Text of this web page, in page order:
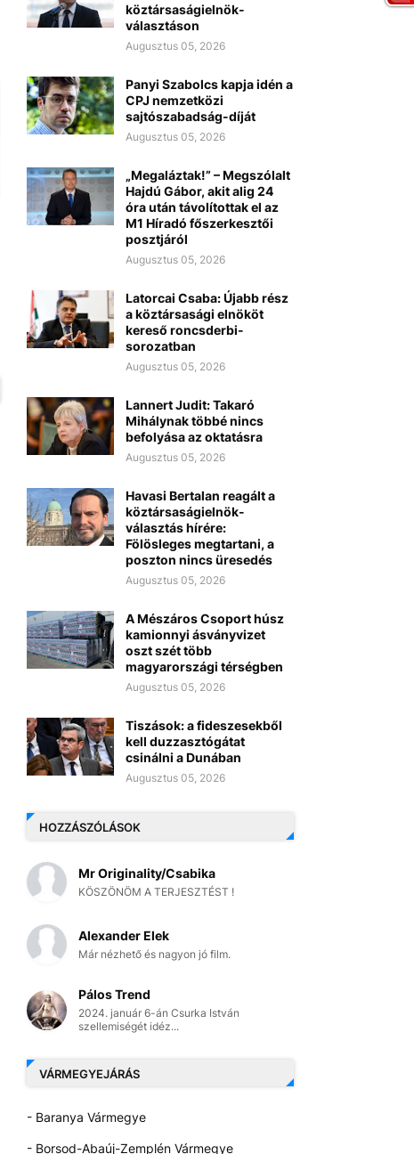
köztársaságielnök-
választáson
Augusztus 05, 2026
Panyi Szabolcs kapja idén a
CPJ nemzetközi
sajtószabadság-díját
Augusztus 05, 2026
„Megaláztak!” – Megszólalt
Hajdú Gábor, akit alig 24
óra után távolítottak el az
M1 Híradó főszerkesztői
posztjáról
Augusztus 05, 2026
Latorcai Csaba: Újabb rész
a köztársasági elnököt
kereső roncsderbi-
sorozatban
Augusztus 05, 2026
Lannert Judit: Takaró
Mihálynak többé nincs
befolyása az oktatásra
Augusztus 05, 2026
Havasi Bertalan reagált a
köztársaságielnök-
választás hírére:
Fölösleges megtartani, a
poszton nincs üresedés
Augusztus 05, 2026
A Mészáros Csoport húsz
kamionnyi ásványvizet
oszt szét több
magyarországi térségben
Augusztus 05, 2026
Tiszások: a fideszesekből
kell duzzasztógátat
csinálni a Dunában
Augusztus 05, 2026
HOZZÁSZÓLÁSOK
Mr Originality/Csabika
KÖSZÖNÖM A TERJESZTÉST !
Alexander Elek
Már nézhető és nagyon jó film.
Pálos Trend
2024. január 6-án Csurka István
szellemiségét idéz...
VÁRMEGYEJÁRÁS
- Baranya Vármegye
- Borsod-Abaúj-Zemplén Vármegye